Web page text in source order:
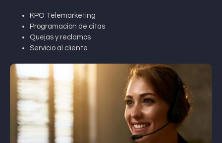
KPO Telemarketing
Programación de citas
Quejas y reclamos
Servicio al cliente